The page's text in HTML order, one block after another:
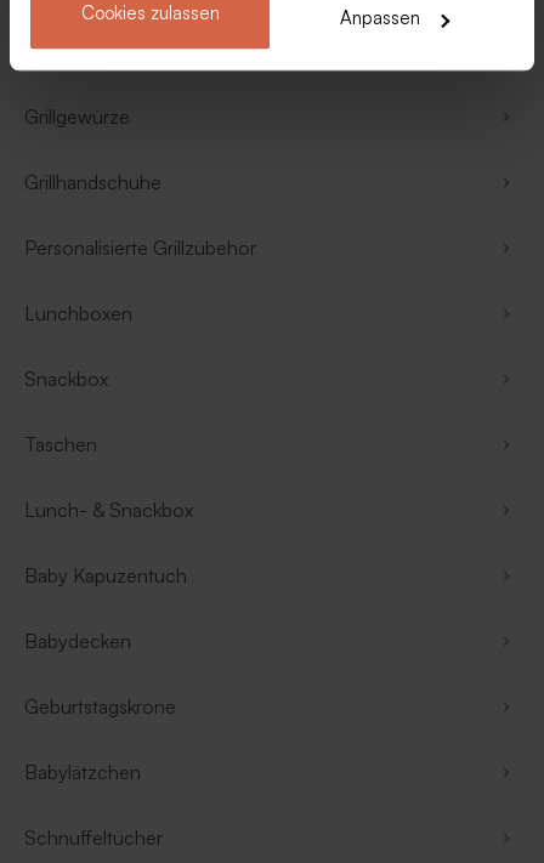
Cookies zulassen Anpassen
Fotoboxen
Grillgewürze
Grillhandschuhe
Personalisierte Grillzubehör
Lunchboxen
Snackbox
Taschen
Lunch- & Snackbox
Baby Kapuzentuch
Babydecken
Geburtstagskrone
Babylätzchen
Schnuffeltücher